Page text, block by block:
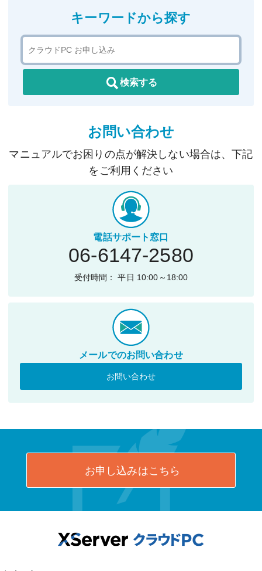
キーワードから探す
検索する
お問い合わせ
マニュアルでお困りの点が解決しない場合は、下記
をご利用ください
電話サポート窓口
06-6147-2580
受付時間： 平日 10:00～18:00
メールでのお問い合わせ
お問い合わせ
お申し込みはこちら